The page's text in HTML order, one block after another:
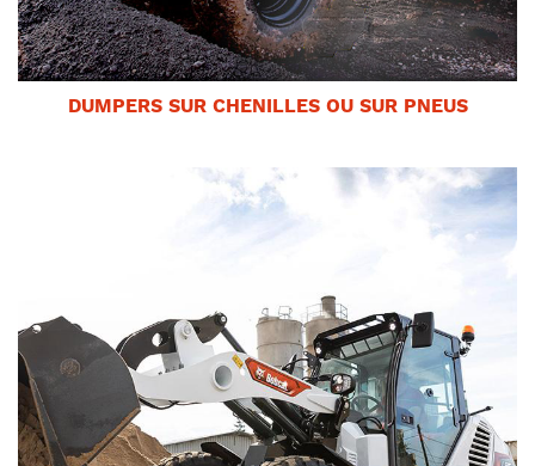
DUMPERS SUR CHENILLES OU SUR PNEUS